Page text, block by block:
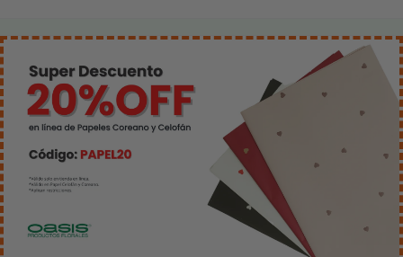
Pretratamiento de hidratación instantánea que ayuda
a destapar los conductos del tallo, permitiendo una
mejor absorción de agua. Siguiendo los pasos, en tan
solo 10 a 15 minutos la flor logra una hidratación
posterior óptima, mejorando su frescura y duración.
¿Cómo se usa?
- Retira las hojas basales y recorta